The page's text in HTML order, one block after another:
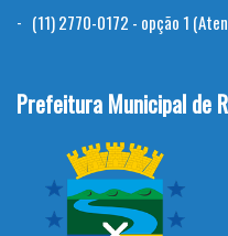
(11) 2770-0172 - opção 1
Prefeitura Municipal de